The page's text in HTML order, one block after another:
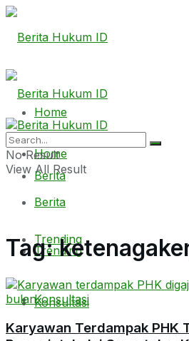
Home
Berita
Trending
Konsultasi
Home
Berita
Trending
Konsultasi
No Result
View All Result
Tag:
Karyawan Terdampak PHK